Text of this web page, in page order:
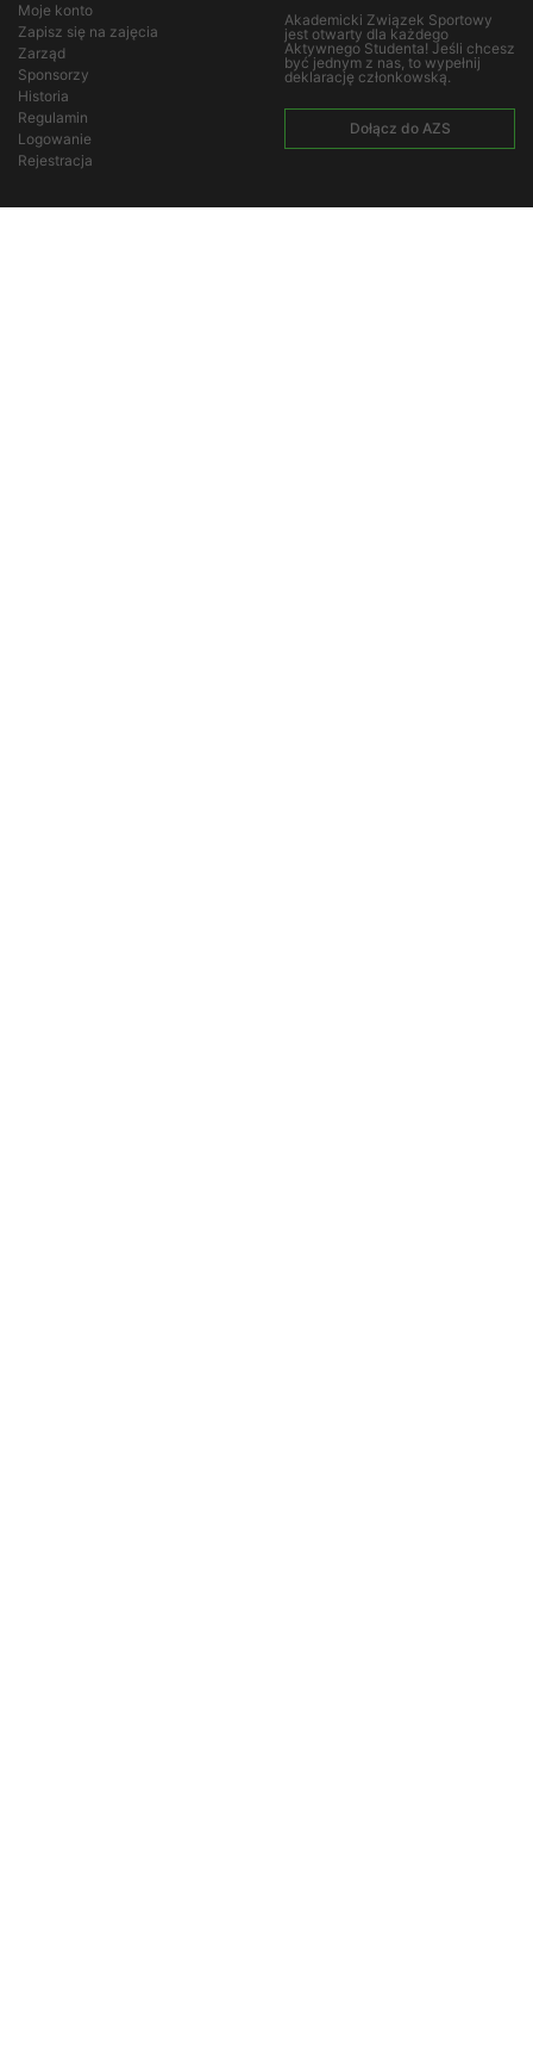
Moje konto
Zapisz się na zajęcia
Zarząd
Sponsorzy
Historia
Regulamin
Logowanie
Rejestracja
Akademicki Związek Sportowy
jest otwarty dla każdego
Aktywnego Studenta! Jeśli chcesz
być jednym z nas, to wypełnij
deklarację członkowską.
Dołącz do AZS